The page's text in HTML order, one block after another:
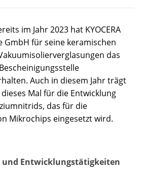
im Jahr 2023 hat KYOCERA
GmbH für seine keramischen
das
Auch in diesem Jahr trägt
dieses Mal für die Entwicklung
das für die
Mikrochips eingesetzt wird.
und Entwicklungstätigkeiten